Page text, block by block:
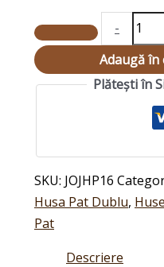
-
Adaugă în
Plătești în
SKU: JOJHP16
Husa Pat Dublu,
Pat
Descriere